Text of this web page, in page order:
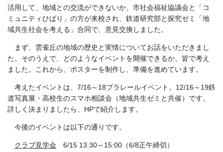
活用して、地域との交流ができないか、市社会福祉協議会と「コ
ミュニティひばり」の方が来校され、鉄道研究部と探究ゼミ「地
域共生社会を考える」合同で、意見交換しました。
まず、雲雀丘の地域の歴史と実情についてお話をいただきまし
た。そのうえで、どのようなイベントを開催できるか、皆で考え
ました。これから、ポスターを制作し、準備を進めています。
考えたイベントは、7/16～18プラレールイベント。12/16～19鉄
道写真展・高校生のスマホ相談会（地域共生ゼミと共催）です。
詳しく決まりましたら、HPで紹介します。
今後のイベントは以下の通りです。
クラブ見学会 6/15 13:30～15:00（6/8正午締切）